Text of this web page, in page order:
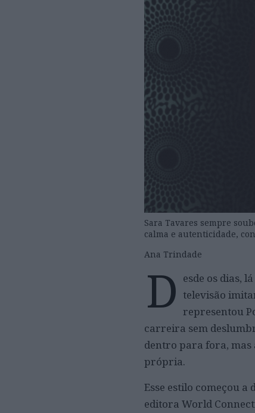
Sara Tavares sempre
calma e autenticidade,
Ana Trindade
D esde os dias,
televisão
representou
carreira sem
dentro para fora,
própria.
Esse estilo começou
editora World